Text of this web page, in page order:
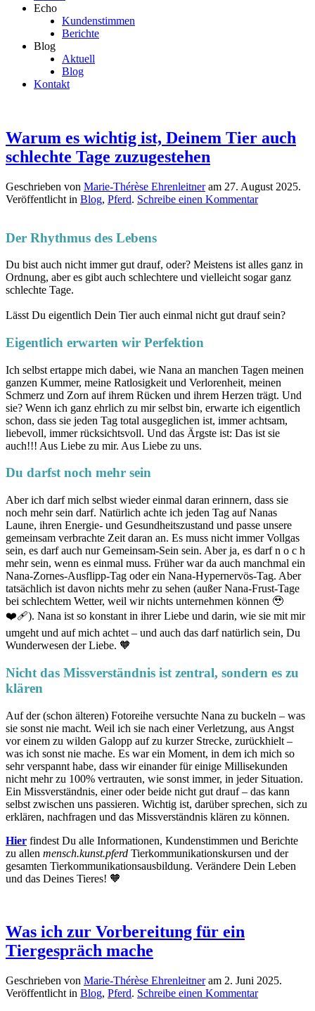
Echo
Kundenstimmen
Berichte
Blog
Aktuell
Blog
Kontakt
Warum es wichtig ist, Deinem Tier auch
schlechte Tage zuzugestehen
Geschrieben von Marie-Thérèse Ehrenleitneram 27. August 2025.
Veröffentlicht in Blog, Pferd. Schreibe einen Kommentar
Der Rhythmus des Lebens
Du bist auch nicht immer gut drauf, oder? Meistens ist alles ganz in
Ordnung, aber es gibt auch schlechtere und vielleicht sogar ganz
schlechte Tage.
Lässt Du eigentlich Dein Tier auch einmal nicht gut drauf sein?
Eigentlich erwarten wir Perfektion
Ich selbst ertappe mich dabei, wie Nana an manchen Tagen meinen
ganzen Kummer, meine Ratlosigkeit und Verlorenheit, meinen
Schmerz und Zorn auf ihrem Rücken und ihrem Herzen trägt. Und
sie? Wenn ich ganz ehrlich zu mir selbst bin, erwarte ich eigentlich
schon, dass sie jeden Tag total ausgeglichen ist, immer achtsam,
liebevoll, immer rücksichtsvoll. Und das Ärgste ist: Das ist sie
auch!!! Aus Liebe zu mir. Aus Liebe zu uns.
Du darfst noch mehr sein
Aber ich darf mich selbst wieder einmal daran erinnern, dass sie
noch mehr sein darf. Natürlich achte ich jeden Tag auf Nanas
Laune, ihren Energie- und Gesundheitszustand und passe unsere
gemeinsam verbrachte Zeit daran an. Es muss nicht immer Vollgas
sein, es darf auch nur Gemeinsam-Sein sein. Aber ja, es darf n o c h
mehr sein, wenn es einmal muss. Früher war da auch manchmal ein
Nana-Zornes-Ausflipp-Tag oder ein Nana-Hypernervös-Tag. Aber
tatsächlich ist davon nichts mehr zu sehen (außer Nana-Frust-Tage
bei schlechtem Wetter, weil wir nichts unternehmen können 🥹
❤️‍🩹). Nana ist so konstant in ihrer Liebe und darin, wie sie mit mir
umgeht und auf mich achtet – und auch das darf natürlich sein, Du
Wunderwesen der Liebe. 🧡
Nicht das Missverständnis ist zentral, sondern es zu
klären
Auf der (schon älteren) Fotoreihe versuchte Nana zu buckeln – was
sie sonst nie macht. Weil ich sie nach einer Verletzung, aus Angst
vor einem zu wilden Galopp auf zu kurzer Strecke, zurückhielt –
was ich sonst nie mache. Es war ein Moment, in dem ich mich so
sehr verspannt habe, dass wir einander für einige Millisekunden
nicht mehr zu 100% vertrauten, wie sonst immer, in jeder Situation.
Ein Missverständnis, einer oder beide nicht gut drauf – das kann
selbst zwischen uns passieren. Wichtig ist, darüber sprechen, sich zu
erklären, nachfragen und das Missverständnis klären zu können.
Hier findest Du alle Informationen, Kundenstimmen und Berichte
zu allen mensch.kunst.pferd Tierkommunikationskursen und der
gesamten Tierkommunikationsausbildung. Verändere Dein Leben
und das Deines Tieres! 🧡
Was ich zur Vorbereitung für ein
Tiergespräch mache
Geschrieben von Marie-Thérèse Ehrenleitneram 2. Juni 2025.
Veröffentlicht in Blog, Pferd. Schreibe einen Kommentar